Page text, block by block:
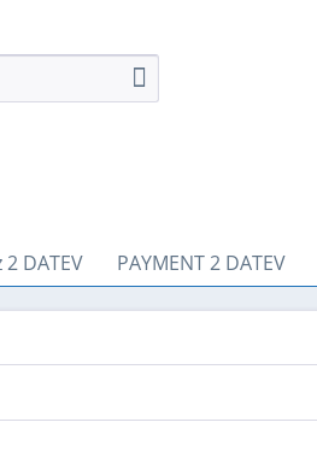
DATEV PAYMENT 2 DATEV